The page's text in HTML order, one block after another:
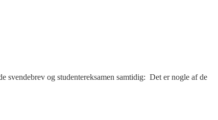
og studentereksamen samtidig: Det er nogle af de